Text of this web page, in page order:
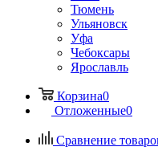
Тюмень
Ульяновск
Уфа
Чебоксары
Ярославль
Корзина0
Отложенные0
Сравнение